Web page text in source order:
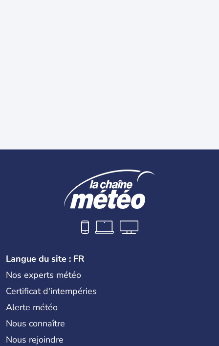
Langue du site : FR
Nos experts météo
Certificat d'intempéries
Alerte météo
Nous connaître
Nous rejoindre